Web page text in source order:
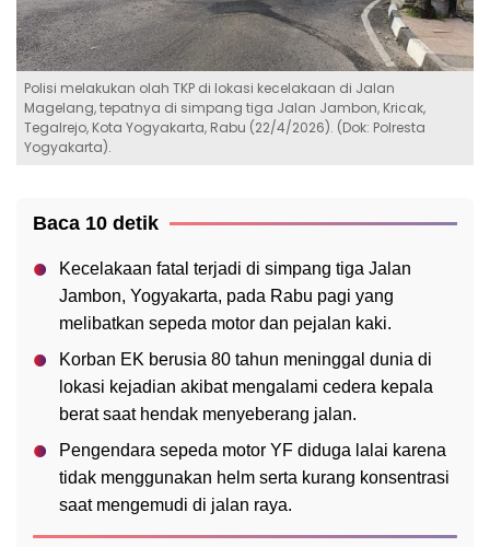
Polisi melakukan olah TKP di lokasi kecelakaan di Jalan
Magelang, tepatnya di simpang tiga Jalan Jambon, Kricak,
Tegalrejo, Kota Yogyakarta, Rabu (22/4/2026). (Dok: Polresta
Yogyakarta).
Baca 10 detik
Kecelakaan fatal terjadi di simpang tiga Jalan
Jambon, Yogyakarta, pada Rabu pagi yang
melibatkan sepeda motor dan pejalan kaki.
Korban EK berusia 80 tahun meninggal dunia di
lokasi kejadian akibat mengalami cedera kepala
berat saat hendak menyeberang jalan.
Pengendara sepeda motor YF diduga lalai karena
tidak menggunakan helm serta kurang konsentrasi
saat mengemudi di jalan raya.